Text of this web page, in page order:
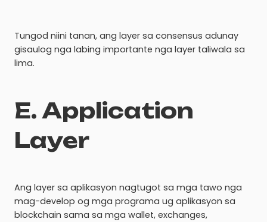
Tungod niini tanan, ang layer sa consensus adunay
gisaulog nga labing importante nga layer taliwala sa
lima.
E. Application
Layer
Ang layer sa aplikasyon nagtugot sa mga tawo nga
mag-develop og mga programa ug aplikasyon sa
blockchain sama sa mga wallet, exchanges,